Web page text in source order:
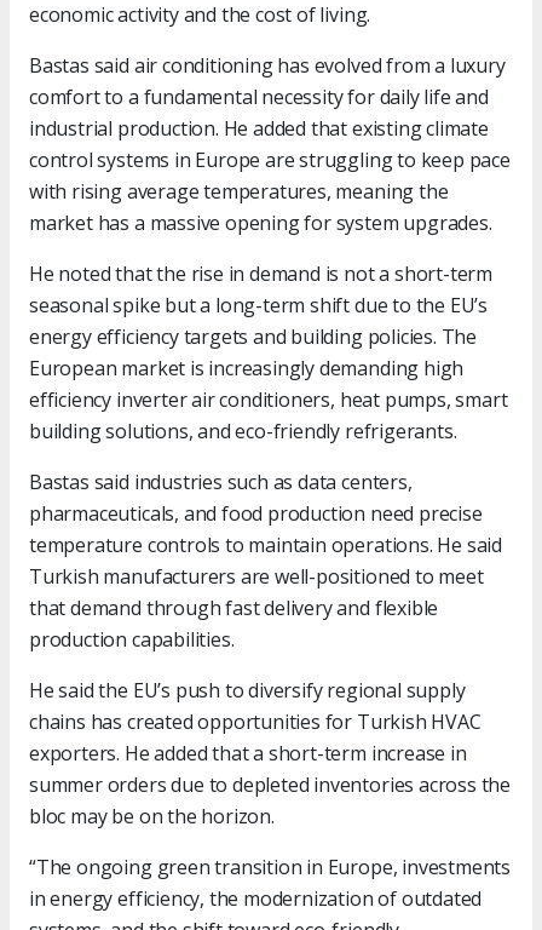
economic activity and the cost of living.
Bastas said air conditioning has evolved from a luxury
comfort to a fundamental necessity for daily life and
industrial production. He added that existing climate
control systems in Europe are struggling to keep pace
with rising average temperatures, meaning the
market has a massive opening for system upgrades.
He noted that the rise in demand is not a short-term
seasonal spike but a long-term shift due to the EU’s
energy efficiency targets and building policies. The
European market is increasingly demanding high
efficiency inverter air conditioners, heat pumps, smart
building solutions, and eco-friendly refrigerants.
Bastas said industries such as data centers,
pharmaceuticals, and food production need precise
temperature controls to maintain operations. He said
Turkish manufacturers are well-positioned to meet
that demand through fast delivery and flexible
production capabilities.
He said the EU’s push to diversify regional supply
chains has created opportunities for Turkish HVAC
exporters. He added that a short-term increase in
summer orders due to depleted inventories across the
bloc may be on the horizon.
“The ongoing green transition in Europe, investments
in energy efficiency, the modernization of outdated